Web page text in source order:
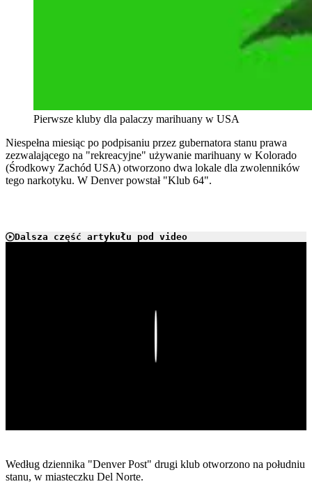
Pierwsze kluby dla palaczy marihuany w USA
Niespełna miesiąc po podpisaniu przez gubernatora stanu prawa
zezwalającego na "rekreacyjne" używanie marihuany w Kolorado
(Środkowy Zachód USA) otworzono dwa lokale dla zwolenników
tego narkotyku. W Denver powstał "Klub 64".
Dalsza część artykułu pod video
Według dziennika "Denver Post" drugi klub otworzono na południu
stanu, w miasteczku Del Norte.